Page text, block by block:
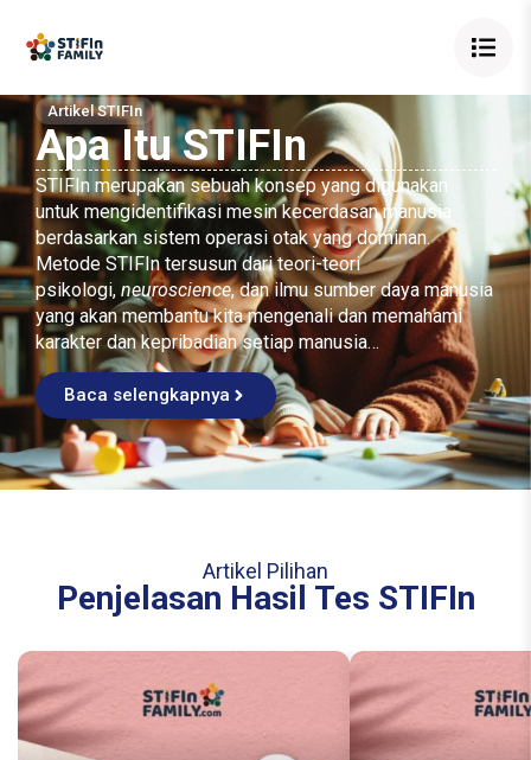
Artikel STIFIn
Apa Itu STIFIn
STIFIn merupakan sebuah konsep yang digunakan
untuk mengidentifikasi mesin kecerdasan manusia
berdasarkan sistem operasi otak yang dominan.
Metode STIFIn tersusun dari teori-teori
psikologi, neuroscience, dan ilmu sumber daya manusia
yang akan membantu kita mengenali dan memahami
karakter dan kepribadian setiap manusia…
Baca selengkapnya
Artikel Pilihan
Penjelasan Hasil Tes STIFIn